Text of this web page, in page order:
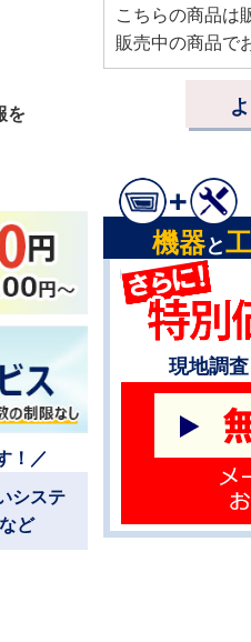
を
こちらの商品は
販売中の商品で
！／
システ
ど
機器と
現地調